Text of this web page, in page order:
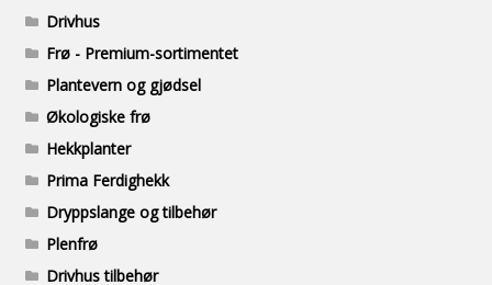
Drivhus
Frø - Premium-sortimentet
Plantevern og gjødsel
Økologiske frø
Hekkplanter
Prima Ferdighekk
Dryppslange og tilbehør
Plenfrø
Drivhus tilbehør